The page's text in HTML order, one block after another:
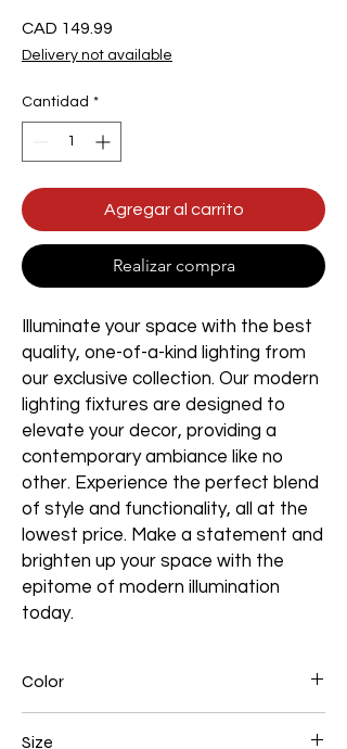
CAD 149.99
Delivery not available
Cantidad *
Agregar al carrito
Realizar compra
Illuminate your space with the best
quality, one-of-a-kind lighting from
our exclusive collection. Our modern
lighting fixtures are designed to
elevate your decor, providing a
contemporary ambiance like no
other. Experience the perfect blend
of style and functionality, all at the
lowest price. Make a statement and
brighten up your space with the
epitome of modern illumination
today.
Color
Size